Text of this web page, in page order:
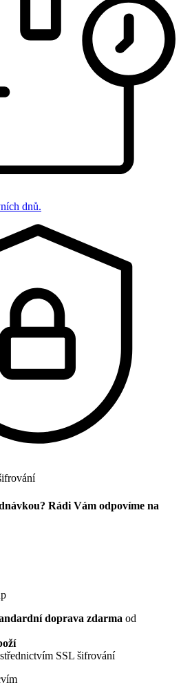
dnů.
Rádi Vám odpovíme na
doprava zdarma od
SSL šifrování